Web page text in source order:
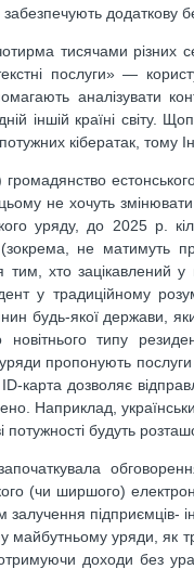
додаткову
тисячами різних
послуги» —
аналізувати
іншій країні світу.
кібератак,
громадянство
не хочуть
уряду, до 2025 р.
не матимуть
тим, хто зацікавлений
у традиційному
будь-якої держави,
типу
пропонують
карта дозволяє
Наприклад,
будуть
(чи ширшого)
підприємців-
майбутньому уряди, як
отримуючи доходи без